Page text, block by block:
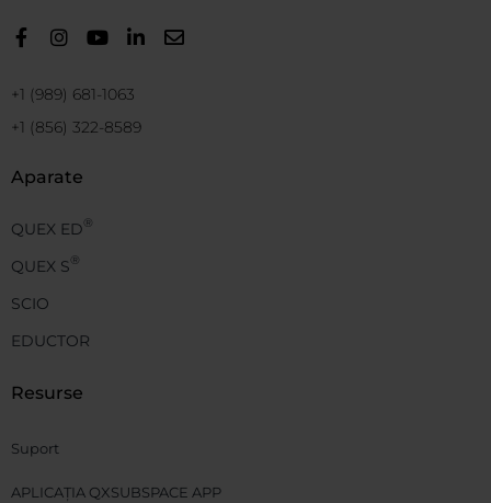
+1 (989) 681-1063
+1 (856) 322-8589
Aparate
QUEX ED®
QUEX S®
SCIO
EDUCTOR
Resurse
Suport
APLICAȚIA QXSUBSPACE APP